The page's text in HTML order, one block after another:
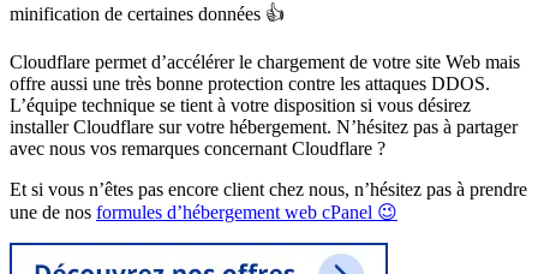
minification de certaines données 👍
Cloudflare permet d’accélérer le chargement de votre site Web mais
offre aussi une très bonne protection contre les attaques DDOS.
L’équipe technique se tient à votre disposition si vous désirez
installer Cloudflare sur votre hébergement. N’hésitez pas à partager
avec nous vos remarques concernant Cloudflare ?
Et si vous n’êtes pas encore client chez nous, n’hésitez pas à prendre
une de nos formules d’hébergement web cPanel 😉